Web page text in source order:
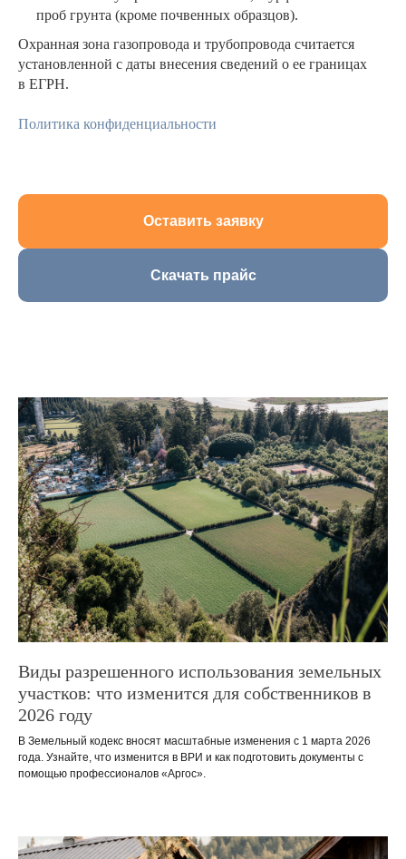
проб грунта (кроме почвенных образцов).
Охранная зона газопровода и трубопровода считается
установленной с даты внесения сведений о ее границах
в ЕГРН.
Политика конфиденциальности
Оставить заявку
Скачать прайс
Виды разрешенного использования земельных
участков: что изменится для собственников в
2026 году
В Земельный кодекс вносят масштабные изменения с 1 марта 2026
года. Узнайте, что изменится в ВРИ и как подготовить документы с
помощью профессионалов «Аргос».